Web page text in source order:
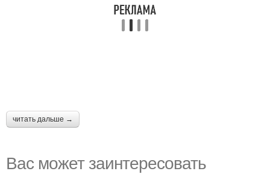
читать дальше →
Вас может заинтересовать